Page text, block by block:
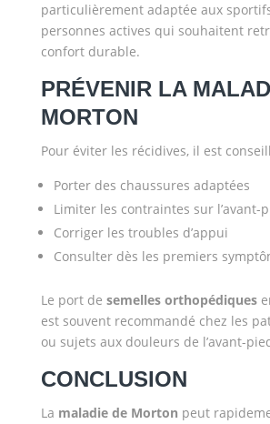
particulièrement adaptée aux
personnes actives qui souhaitent
confort durable.
PRÉVENIR LA
MORTON
Pour éviter les récidives, il est
Porter des chaussures adaptées
Limiter les contraintes sur l’avant-
Corriger les troubles d’appui
Consulter dès les premiers
Le port de semelles orthopédiques
est souvent recommandé chez les
ou sujets aux douleurs de l’avant-
CONCLUSION
La maladie de Morton peut